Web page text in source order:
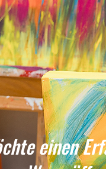
einen